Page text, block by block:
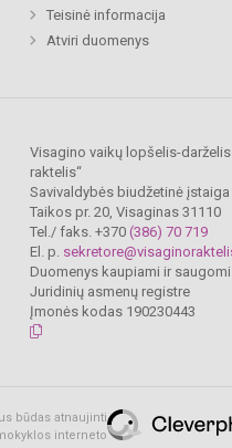
Teisinė informacija
Atviri duomenys
Visagino vaikų lopšelis-
raktelis“
Savivaldybės biudžetinė įstaiga
Taikos pr. 20, Visaginas 31110
Tel./ faks. +370 (386) 70 719
El. p.
Duomenys kaupiami ir saugomi
Juridinių asmenų registre
Įmonės kodas 190230443
būdas atnaujinti
interneto